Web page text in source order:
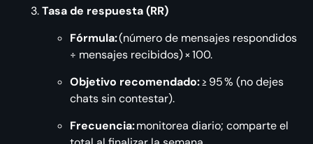
Tasa de respuesta (RR)
Fórmula:(número de mensajes respondidos
÷ mensajes recibidos) × 100.
Objetivo recomendado:≥ 95 % (no dejes
chats sin contestar).
Frecuencia:monitorea diario; comparte el